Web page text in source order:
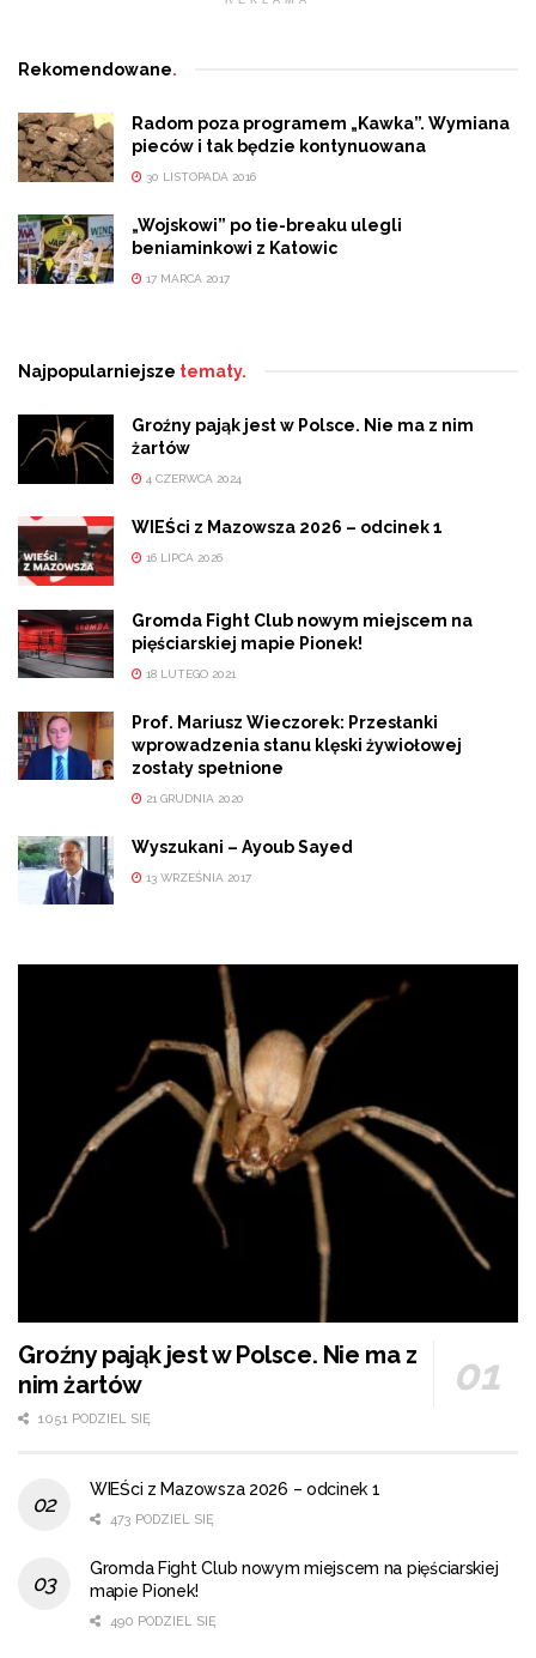
Rekomendowane.
Radom poza programem „Kawka”. Wymiana
pieców i tak będzie kontynuowana
30 LISTOPADA 2016
„Wojskowi” po tie-breaku ulegli
beniaminkowi z Katowic
17 MARCA 2017
Najpopularniejsze tematy.
Groźny pająk jest w Polsce. Nie ma z nim
żartów
4 CZERWCA 2024
WIEŚci z Mazowsza 2026 – odcinek 1
16 LIPCA 2026
Gromda Fight Club nowym miejscem na
pięściarskiej mapie Pionek!
18 LUTEGO 2021
Prof. Mariusz Wieczorek: Przesłanki
wprowadzenia stanu klęski żywiołowej
zostały spełnione
21 GRUDNIA 2020
Wyszukani – Ayoub Sayed
13 WRZEŚNIA 2017
Groźny pająk jest w Polsce. Nie ma z
nim żartów
1051 PODZIEL SIĘ
WIEŚci z Mazowsza 2026 – odcinek 1
473 PODZIEL SIĘ
Gromda Fight Club nowym miejscem na pięściarskiej
mapie Pionek!
490 PODZIEL SIĘ